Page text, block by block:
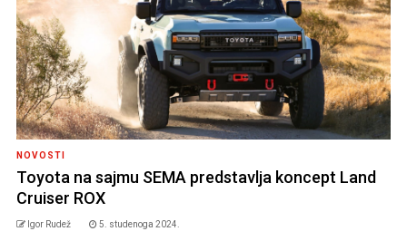
NOVOSTI
Toyota na sajmu SEMA predstavlja koncept Land
Cruiser ROX
Igor Rudež 5. studenoga 2024.